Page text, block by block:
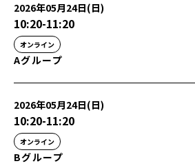
2026年05月24日(日)
10:20-11:20
オンライン
Aグループ
2026年05月24日(日)
10:20-11:20
オンライン
Bグループ